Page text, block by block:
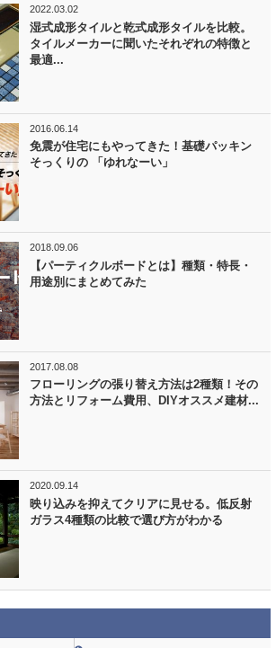
2022.03.02
湿式成形タイルと乾式成形タイルを比較。
タイルメーカーに聞いたそれぞれの特徴と
最適...
2016.06.14
免震が住宅にもやってきた！基礎パッキン
そっくりの 「ゆれなーい」
2018.09.06
【パーティクルボードとは】種類・特長・
用途別にまとめてみた
2017.08.08
フローリングの張り替え方法は2種類！その
方法とリフォーム費用、DIYオススメ建材...
2020.09.14
映り込みを抑えてクリアに見せる。低反射
ガラス4種類の比較で選び方がわかる